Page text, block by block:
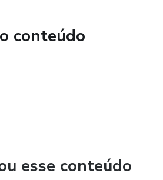
conteúdo
esse conteúdo